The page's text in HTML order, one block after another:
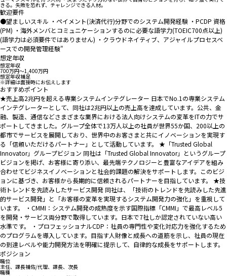
きる。失敗を恐れず、チャレンジできる人材。
歓迎要件
●望ましいスキル ・ペイメント(決済代行)分野でのシステム開発経験 ・PCDP 資格
(PM) ・海外メンバとコミュニケーションするのに必要な語学力(TOEIC700点以上)
(語学力は必須要件ではありません) ・クラウドネイティブ、アジャイルプロセスベ
ースでの開発管理経験"
想定年収
想定年収
700万円〜1,400万円
想定年収補足
※詳細は面接時にお伝えします
おすすめポイント
★売上高2兆円を超える専業システムインテグレーター 日本でNo.1の専業システム
インテグレーターとして、同社は2兆円以上の売上高を達成しています。公共、金
融、製造、通信などさまざまな業界における法人向けシステムの変革をITの力でサ
ポートしてきました。グループ全体で13万人以上の社員が世界55か国、200以上の
都市でサービスを展開しており、世界中のお客さまと共にイノベーションを実現す
る「信頼いただけるパートナー」として活動しています。 ★「Trusted Global
Innovator」グループビジョン 同社は「Trusted Global Innovator」というグループ
ビジョンを掲げ、お客様に寄り添い、最先端テクノロジーと豊富なアイデアを組み
合わせてビジネスイノベーションと社会的課題の解決をサポートします。このビジ
ョンに基づき、お客様から長期的に信頼されるパートナーを目指しています。 ★技
術トレンドを先読みしたサービス開発 同社は、「技術のトレンドを先読みした先進
的サービス開発」と「お客様の変革を実現するシステム開発力の強化」を重視して
います。 ・CMMI：システム開発の成熟度を示す国際指標「CMMI」で最高レベル5
を開発・サービス両分野で取得しています。日本で7社しか認定されていない高い
水準です。 ・プロフェッショナルCDP：社員の専門性や変化対応力を強化するため
のプログラムを導入しています。目指す人財像と成長への道筋を示し、社員の現在
の到達レベルや能力開発方法を明確に提示して、自律的な成長をサポートします。
ポジション
職位
主任、課長補佐/代理、課長、次長
職種